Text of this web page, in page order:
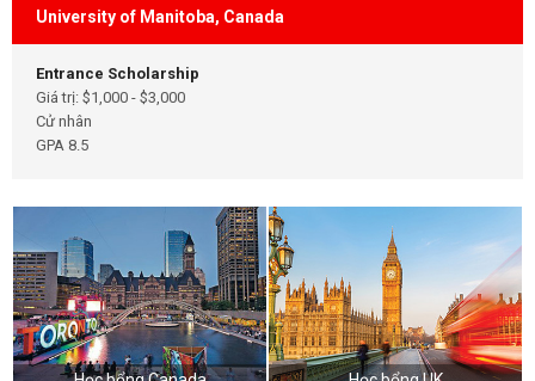
University of Manitoba, Canada
Entrance Scholarship
Giá trị: $1,000 - $3,000
Cử nhân
GPA 8.5